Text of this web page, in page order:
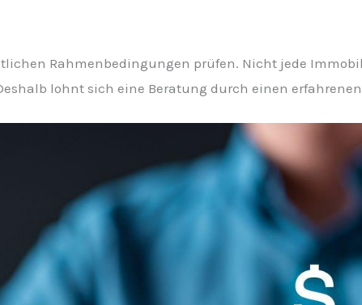
Rahmenbedingungen prüfen. Nicht jede
lohnt sich eine Beratung durch einen